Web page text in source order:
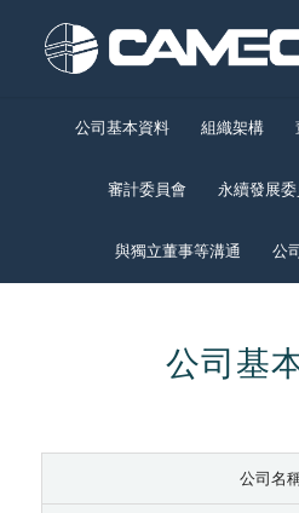
公司基本資料 組織架構
審計委員會 永續發展
與獨立董事等溝通 公
公司基
公司名